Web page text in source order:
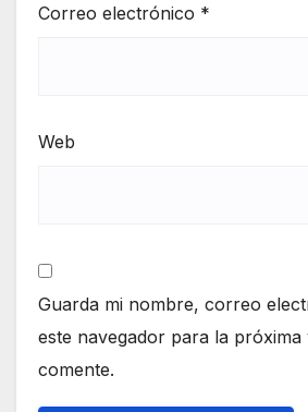
Correo electrónico *
Web
Guarda mi nombre, correo
este navegador para la próxima
comente.